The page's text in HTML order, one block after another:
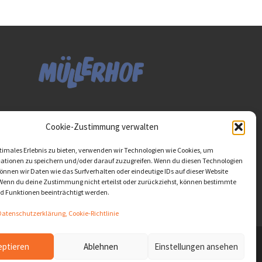
Cookie-Zustimmung verwalten
Erlebnis zu bieten, verwenden wir Technologien wie Cookies, um
zu speichern und/oder darauf zuzugreifen. Wenn du diesen Technologien
wir Daten wie das Surfverhalten oder eindeutige IDs auf dieser Website
du deine Zustimmung nicht erteilst oder zurückziehst, können bestimmte
Funktionen beeinträchtigt werden.
Cookie-Richtlinie
Ablehnen Einstellungen ansehen
Diese Website ist als Teil
lassen - Raum geben"
>>>